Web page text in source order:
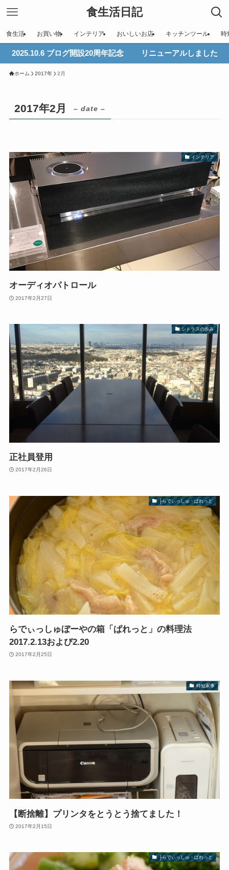
食生活日記
食生活 お買い物 インテリア おいしいお店 キッチンツール 時
2025.10.6 ブログ開設20周年記念 リニューアルしました
ホーム 2017年 2月
2017年2月 – date –
インテリア
オーディオパトロール
2017年2月27日
シトラスの歩み
正社員登用
2017年2月26日
├らでぃっしゅ・ぱれっと
らでぃっしゅぼーやの箱「ぱれっと」の料理法
2017.2.13および2.20
2017年2月25日
時短家事
【断捨離】プリンタをとうとう捨てました！
2017年2月15日
├らでぃっしゅ・ぱれっと